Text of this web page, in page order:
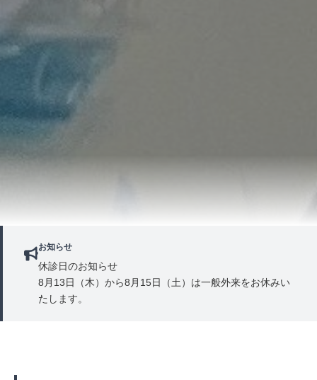
お知らせ
休診日のお知らせ
8月13日（木）から8月15日（土）は一般外来をお休みい
たします。